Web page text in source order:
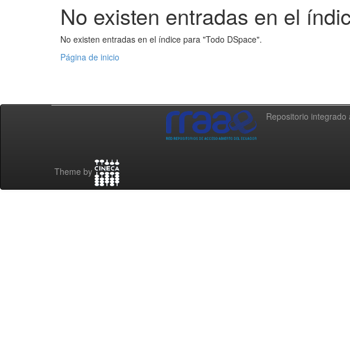
No existen entradas en el
No existen entradas en el índice para "Todo DSpace".
Página de inicio
Repositorio
Theme by